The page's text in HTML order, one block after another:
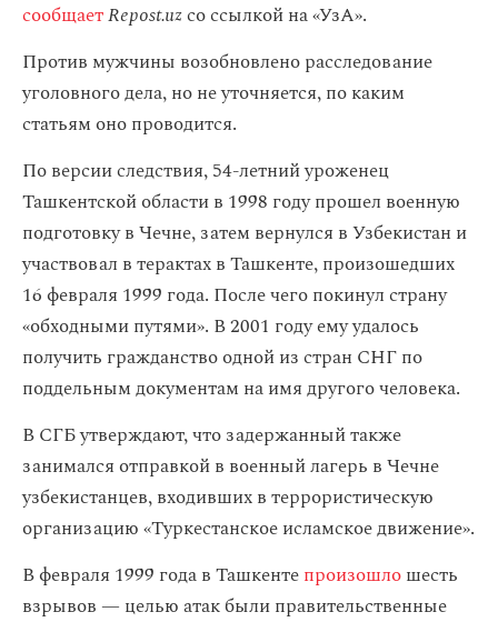
сообщаетRepost.uzсо ссылкой на «УзА».
Против мужчины возобновлено расследование
уголовного дела, но не уточняется, по каким
статьям оно проводится.
По версии следствия, 54-летний уроженец
Ташкентской области в 1998 году прошел военную
подготовку в Чечне, затем вернулся в Узбекистан и
участвовал в терактах в Ташкенте, произошедших
16 февраля 1999 года. После чего покинул страну
«обходными путями». В 2001 году ему удалось
получить гражданство одной из стран СНГ по
поддельным документам на имя другого человека.
В СГБ утверждают, что задержанный также
занимался отправкой в военный лагерь в Чечне
узбекистанцев, входивших в террористическую
организацию «Туркестанское исламское движение».
В февраля 1999 года в Ташкентепроизошлошесть
взрывов — целью атак были правительственные